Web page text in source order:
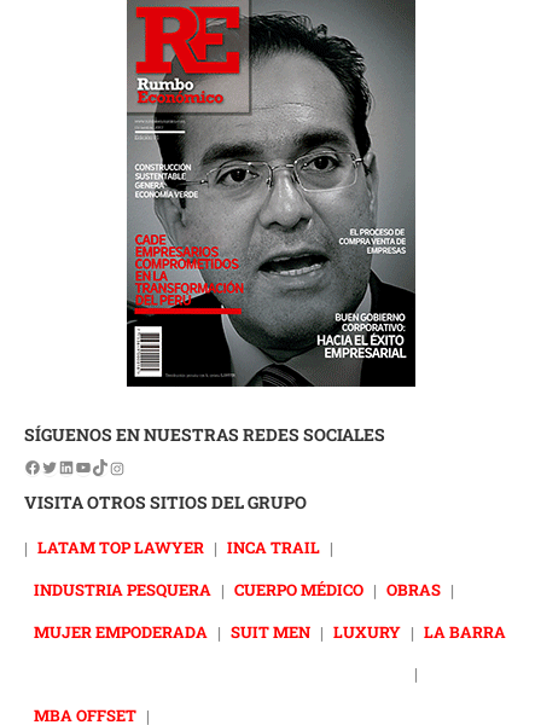
SÍGUENOS EN NUESTRAS REDES SOCIALES
VISITA OTROS SITIOS DEL GRUPO
| LATAM TOP LAWYER | INCA TRAIL |
INDUSTRIA PESQUERA | CUERPO MÉDICO | OBRAS |
MUJER EMPODERADA | SUIT MEN | LUXURY | LA BARRA
|
MBA OFFSET |